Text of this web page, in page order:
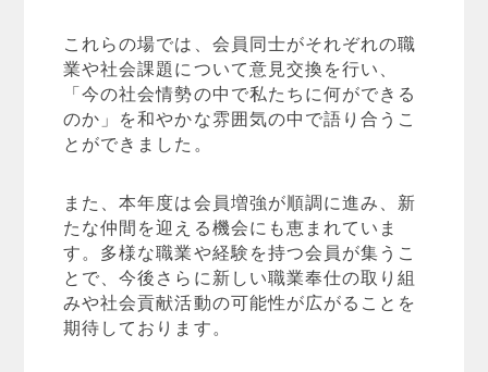
これらの場では、会員同士がそれぞれの職
業や社会課題について意見交換を行い、
「今の社会情勢の中で私たちに何ができる
のか」を和やかな雰囲気の中で語り合うこ
とができました。
また、本年度は会員増強が順調に進み、新
たな仲間を迎える機会にも恵まれていま
す。多様な職業や経験を持つ会員が集うこ
とで、今後さらに新しい職業奉仕の取り組
みや社会貢献活動の可能性が広がることを
期待しております。